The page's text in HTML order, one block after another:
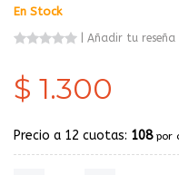
En Stock
Añadir tu reseña
$ 1.300
Precio a 12 cuotas: 108 por